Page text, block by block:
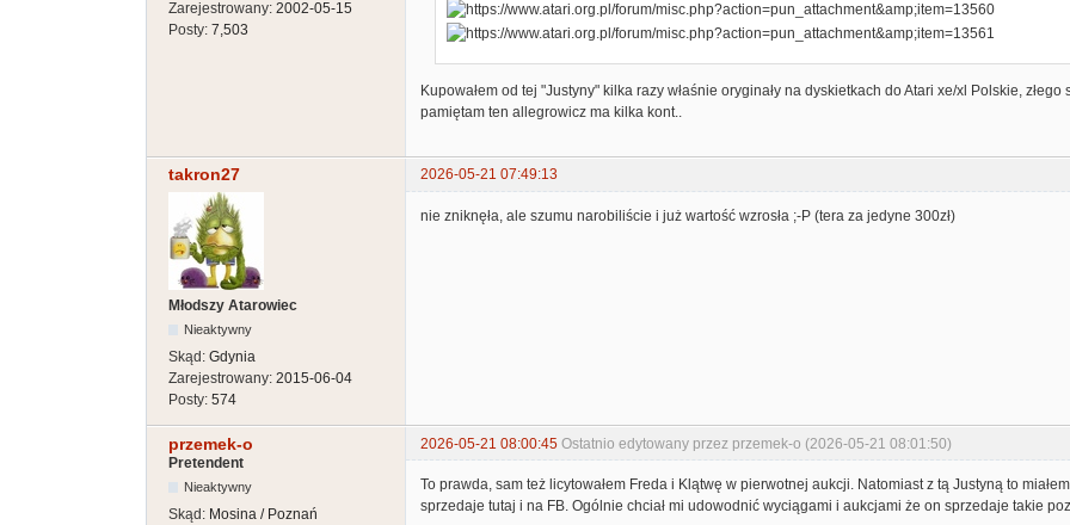
Zarejestrowany: 2002-05-15
Posty: 7,503
Kupowałem od tej "Justyny" kilka razy właśnie oryginały na dyskietkach do Atari xe/xl Polskie,
pamiętam ten allegrowicz ma kilka kont..
takron27 2026-05-21 07:49:13
Młodszy Atarowiec
Nieaktywny
Skąd: Gdynia
Zarejestrowany: 2015-06-04
Posty: 574
nie zniknęła, ale szumu narobiliście i już wartość wzrosła ;-P (tera za jedyne 300zł)
przemek-o 2026-05-21 08:00:45 Ostatnio edytowany przez przemek-o (2026-05-21 08:01:50)
Pretendent
Nieaktywny
Skąd: Mosina / Poznań
To prawda, sam też licytowałem Freda i Klątwę w pierwotnej aukcji. Natomiast z tą Justyną to
sprzedaje tutaj i na FB. Ogólnie chciał mi udowodnić wyciągami i aukcjami że on sprzedaje takie